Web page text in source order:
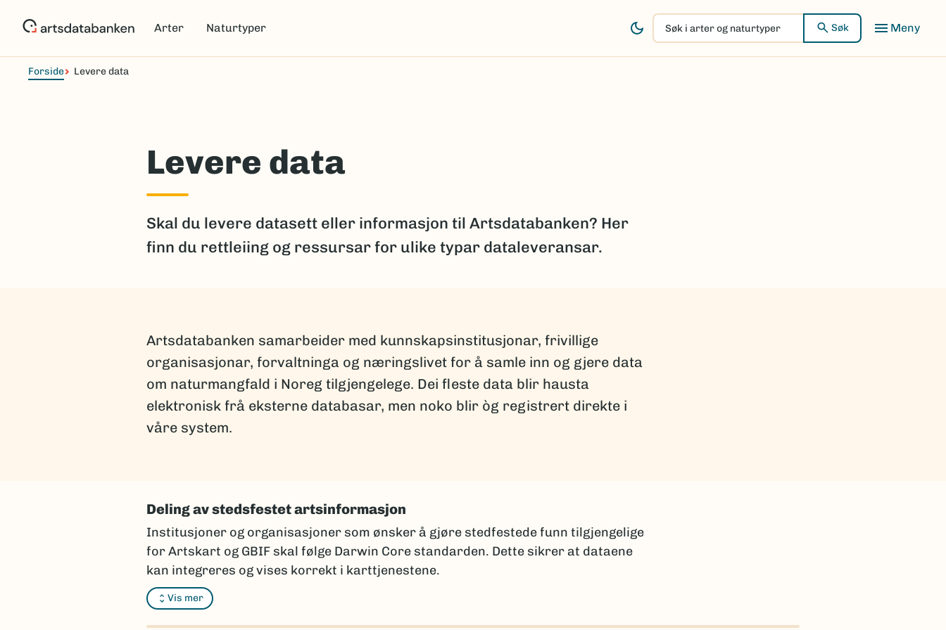
Arter Naturtyper
Søk
i
arter
Søk
Forside Levere data
Levere data
Skal du levere datasett eller informasjon til Artsdatabanken? Her
finn du rettleiing og ressursar for ulike typar dataleveransar.
Artsdatabanken samarbeider med kunnskapsinstitusjonar, frivillige
organisasjonar, forvaltninga og næringslivet for å samle inn og gjere data
om naturmangfald i Noreg tilgjengelege. Dei fleste data blir hausta
elektronisk frå eksterne databasar, men noko blir òg registrert direkte i
våre system.
Deling av stedsfestet artsinformasjon
Vis mer
Institusjoner og organisasjoner som ønsker å gjøre stedfestede funn tilgjengelige
for Artskart og GBIF skal følge Darwin Core standarden. Dette sikrer at dataene
kan integreres og vises korrekt i karttjenestene.
Vi anbefaler at du kontakter samlingsansvarlig ved din institusjon for å få et
rapporteringsskjema som er i samsvar med din institusjons mal.